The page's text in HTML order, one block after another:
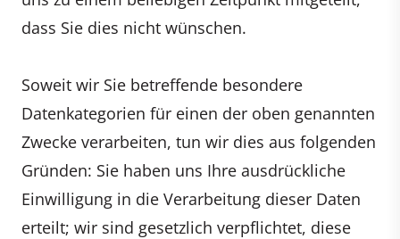
dass Sie dies nicht wünschen.
Soweit wir Sie betreffende besondere
Datenkategorien für einen der oben genannten
Zwecke verarbeiten, tun wir dies aus folgenden
Gründen: Sie haben uns Ihre ausdrückliche
Einwilligung in die Verarbeitung dieser Daten
erteilt; wir sind gesetzlich verpflichtet, diese